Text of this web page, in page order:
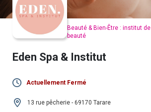
Beauté & Bien-Être : institut de
beauté
Eden Spa & Institut
Actuellement Fermé
Lundi : Fermé
13 rue pêcherie - 69170 Tarare